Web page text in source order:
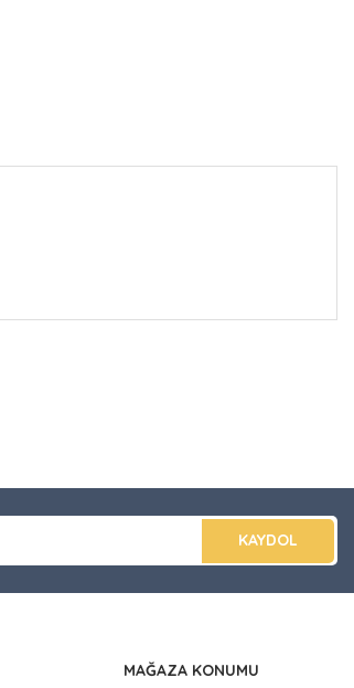
KAYDOL
MAĞAZA KONUMU